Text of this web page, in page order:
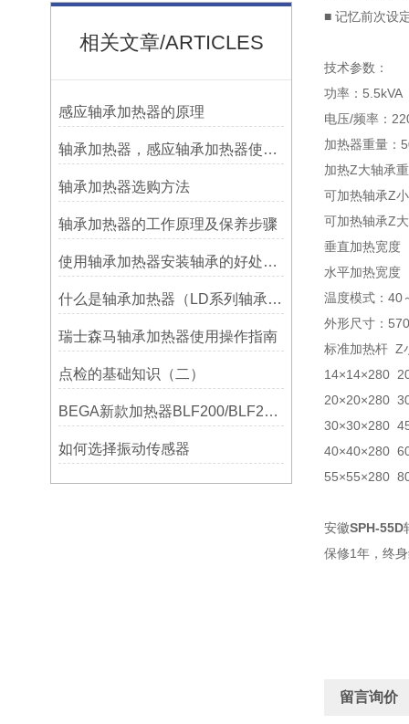
相关文章/ARTICLES
感应轴承加热器的原理
轴承加热器，感应轴承加热器使用常见问题总结！
轴承加热器选购方法
轴承加热器的工作原理及保养步骤
使用轴承加热器安装轴承的好处及优势——宁波利德
什么是轴承加热器（LD系列轴承加热器）-宁波利德仪器
瑞士森马轴承加热器使用操作指南
点检的基础知识（二）
BEGA新款加热器BLF200/BLF201/BLF202参数选型表
如何选择振动传感器
■ 记忆前次设
技术参数：
功率：5.5kVA
电压/频率：
加热器重量：
加热Z大轴承
可加热轴承Z
可加热轴承Z
垂直加热宽度
水平加热宽度
温度模式：
外形尺寸：
标准加热杆 Z
14×14×280
20×20×280
30×30×280
40×40×280
55×55×280
安徽SPH-55D
保修1年，终
留言询价